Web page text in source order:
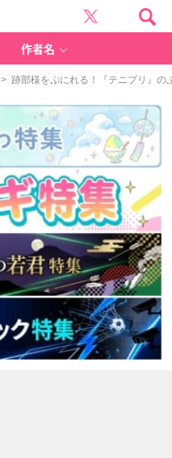
作者名
> 跡部様をぷにれる！『テニプリ』の